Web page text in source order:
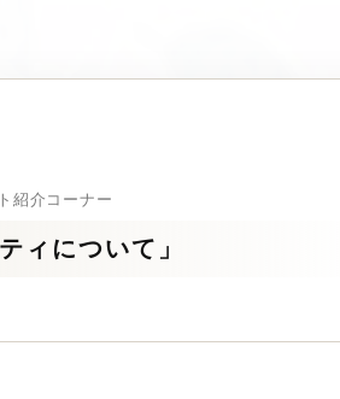
紹介コーナー
ィについて」